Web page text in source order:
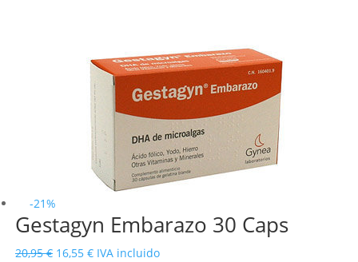
18,95 €.15,95 €.
-21%
Gestagyn Embarazo 30 Caps
20,95€ El
16,55 €ElIVA incluido